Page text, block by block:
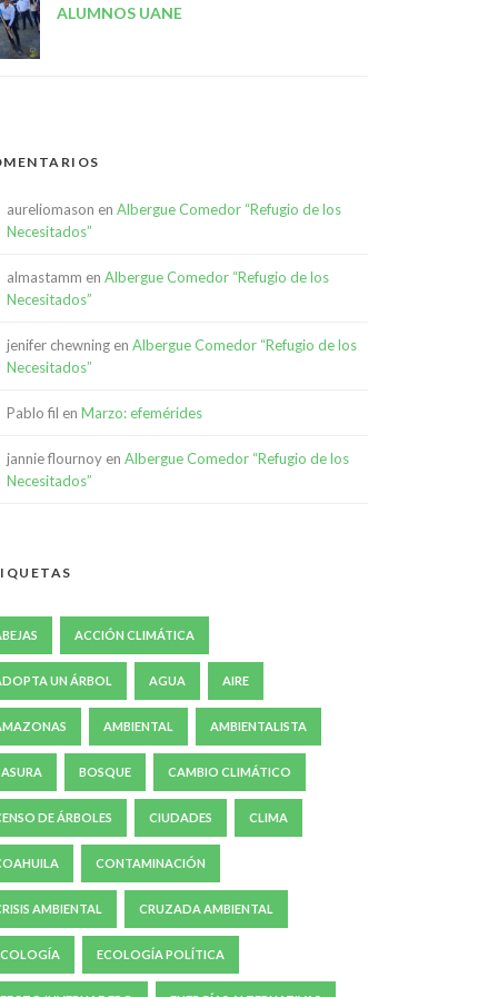
ALUMNOS UANE
aureliomason en Albergue Comedor “Refugio de los
Necesitados”
almastamm en Albergue Comedor “Refugio de los
Necesitados”
jenifer chewning en Albergue Comedor “Refugio de los
Necesitados”
Pablo fil en Marzo: efemérides
jannie flournoy en Albergue Comedor “Refugio de los
Necesitados”
ACCIÓN CLIMÁTICA
UN ÁRBOL AGUA AIRE
AMBIENTAL AMBIENTALISTA
BOSQUE CAMBIO CLIMÁTICO
DE ÁRBOLES CIUDADES CLIMA
CONTAMINACIÓN
AMBIENTAL CRUZADA AMBIENTAL
ECOLOGÍA POLÍTICA